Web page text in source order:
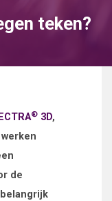
teken?
® 3D,
de